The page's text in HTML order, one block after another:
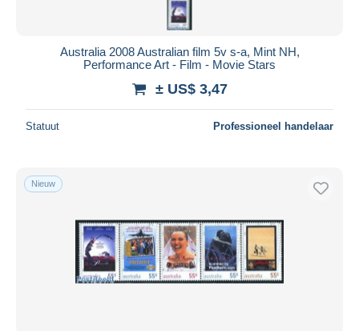
Australia 2008 Australian film 5v s-a, Mint NH,
Performance Art - Film - Movie Stars
± US$ 3,47
Statuut Professioneel handelaar
Nieuw